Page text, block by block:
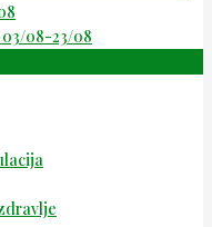
08-23/08